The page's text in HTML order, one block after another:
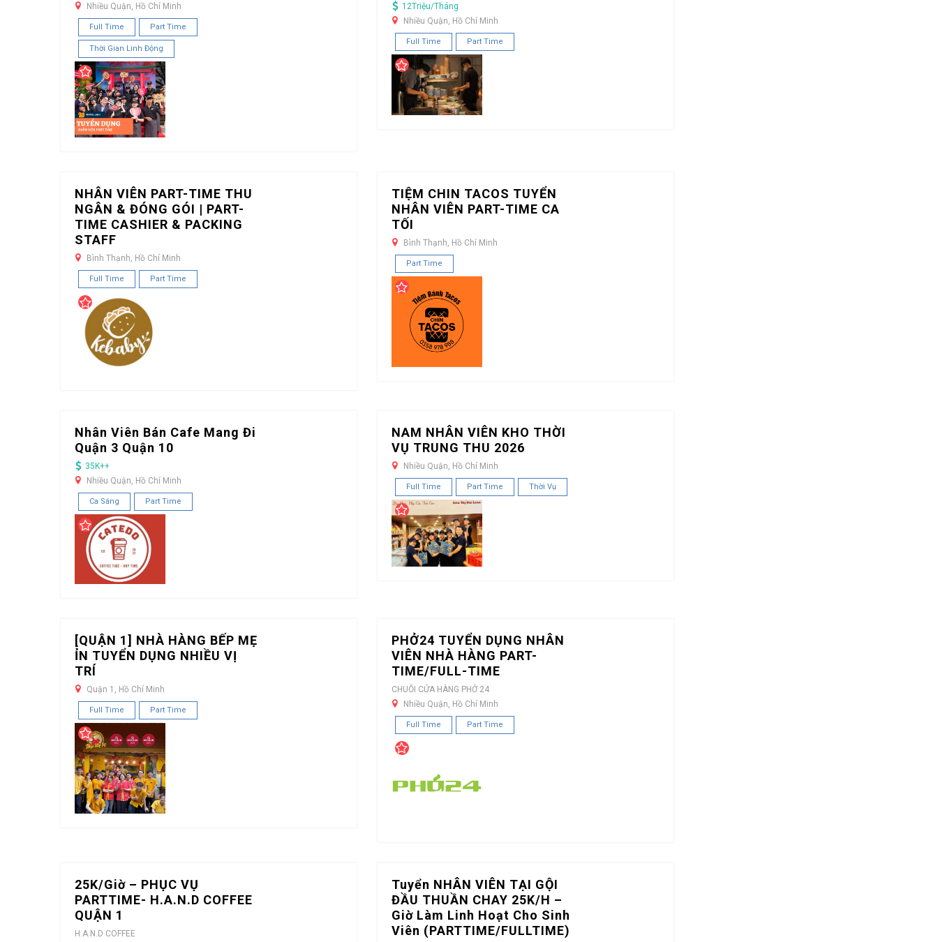
Nhiều Quận, Hồ Chí Minh
Full Time Part Time
Thời Gian Linh Động
12Triệu/Tháng
Nhiều Quận, Hồ Chí Minh
Full Time Part Time
NHÂN VIÊN PART-TIME THU
NGÂN & ĐÓNG GÓI | PART-
TIME CASHIER & PACKING
STAFF
Bình Thạnh, Hồ Chí Minh
Full Time Part Time
TIỆM CHIN TACOS TUYỂN
NHÂN VIÊN PART-TIME CA
TỐI
Bình Thạnh, Hồ Chí Minh
Part Time
Nhân Viên Bán Cafe Mang Đi
Quận 3 Quận 10
35K++
Nhiều Quận, Hồ Chí Minh
Ca Sáng Part Time
NAM NHÂN VIÊN KHO THỜI
VỤ TRUNG THU 2026
Nhiều Quận, Hồ Chí Minh
Full Time Part Time Thời Vụ
[QUẬN 1] NHÀ HÀNG BẾP MẸ
ỈN TUYỂN DỤNG NHIỀU VỊ
TRÍ
Quận 1, Hồ Chí Minh
Full Time Part Time
PHỞ24 TUYỂN DỤNG NHÂN
VIÊN NHÀ HÀNG PART-
TIME/FULL-TIME
CHUỖI CỬA HÀNG PHỞ 24
Nhiều Quận, Hồ Chí Minh
Full Time Part Time
25K/Giờ – PHỤC VỤ
PARTTIME- H.A.N.D COFFEE
QUẬN 1
H.A.N.D COFFEE
Tuyển NHÂN VIÊN TẠI GỘI
ĐẦU THUẦN CHAY 25K/H –
Giờ Làm Linh Hoạt Cho Sinh
Viên (PARTTIME/FULLTIME)